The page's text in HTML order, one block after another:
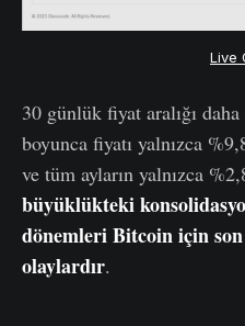
Live
30 günlük fiyat aralığı daha
boyunca fiyatı yalnızca
ve tüm ayların yalnızca
büyüklükteki
dönemleri Bitcoin için
olaylardır.